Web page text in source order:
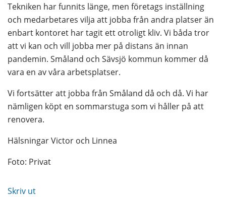
Tekniken har funnits länge, men företags inställning
och medarbetares vilja att jobba från andra platser än
enbart kontoret har tagit ett otroligt kliv. Vi båda tror
att vi kan och vill jobba mer på distans än innan
pandemin. Småland och Sävsjö kommun kommer då
vara en av våra arbetsplatser.
Vi fortsätter att jobba från Småland då och då. Vi har
nämligen köpt en sommarstuga som vi håller på att
renovera.
Hälsningar Victor och Linnea
Foto: Privat
Skriv ut